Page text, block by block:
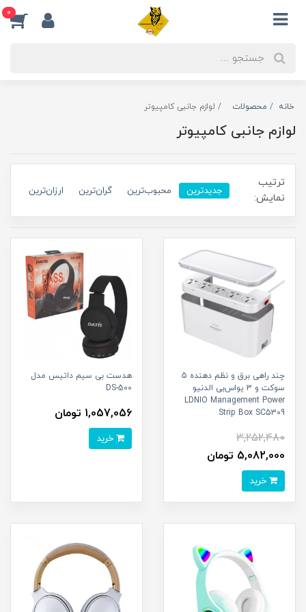
0
خانه محصولات لوازم جانبی کامپیوتر
لوازم جانبی کامپیوتر
ترتیب
نمایش:
جدیدترین محبوب‌ترین گران‌ترین ارزان‌ترین
چند راهی برق و نظم دهنده 5
سوکت و 3 یواس‌بی الدنیو
LDNIO Management Power
Strip Box SC5309
3,252,480
5,082,000 تومان
هدست بی سیم داتیس مدل
DS-500
1,057,056 تومان